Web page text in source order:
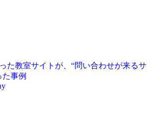
た教室サイトが、“問い合わせが来るサ
た事例